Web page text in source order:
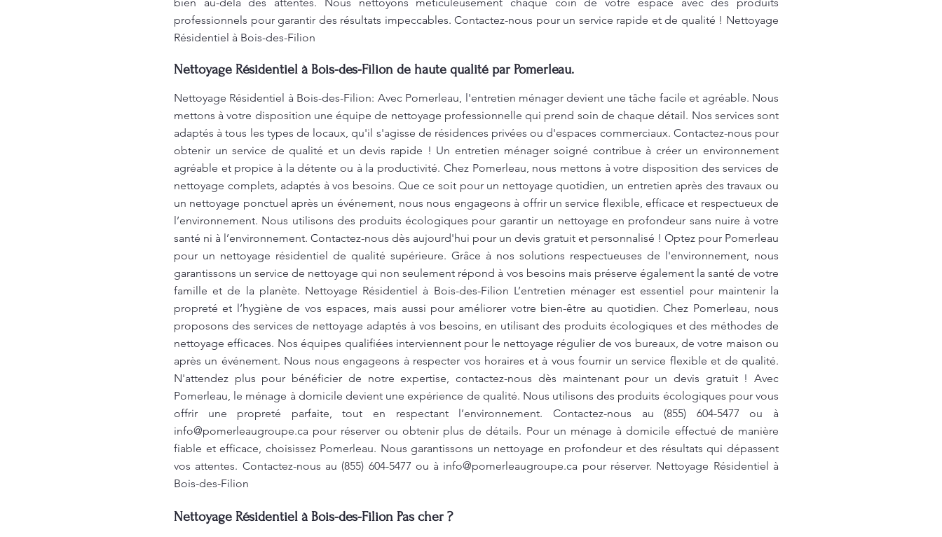
professionnels pour garantir des résultats impeccables. Contactez-nous pour un service rapide et de qualité ! Nettoyage
Résidentiel à Bois-des-Filion
Nettoyage Résidentiel à Bois-des-Filion de haute qualité par Pomerleau.
Nettoyage Résidentiel à Bois-des-Filion: Avec Pomerleau, l'entretien ménager devient une tâche facile et agréable. Nous
mettons à votre disposition une équipe de nettoyage professionnelle qui prend soin de chaque détail. Nos services sont
adaptés à tous les types de locaux, qu'il s'agisse de résidences privées ou d'espaces commerciaux. Contactez-nous pour
obtenir un service de qualité et un devis rapide ! Un entretien ménager soigné contribue à créer un environnement
agréable et propice à la détente ou à la productivité. Chez Pomerleau, nous mettons à votre disposition des services de
nettoyage complets, adaptés à vos besoins. Que ce soit pour un nettoyage quotidien, un entretien après des travaux ou
un nettoyage ponctuel après un événement, nous nous engageons à offrir un service flexible, efficace et respectueux de
l’environnement. Nous utilisons des produits écologiques pour garantir un nettoyage en profondeur sans nuire à votre
santé ni à l’environnement. Contactez-nous dès aujourd'hui pour un devis gratuit et personnalisé ! Optez pour Pomerleau
pour un nettoyage résidentiel de qualité supérieure. Grâce à nos solutions respectueuses de l'environnement, nous
garantissons un service de nettoyage qui non seulement répond à vos besoins mais préserve également la santé de votre
famille et de la planète. Nettoyage Résidentiel à Bois-des-Filion L’entretien ménager est essentiel pour maintenir la
propreté et l’hygiène de vos espaces, mais aussi pour améliorer votre bien-être au quotidien. Chez Pomerleau, nous
proposons des services de nettoyage adaptés à vos besoins, en utilisant des produits écologiques et des méthodes de
nettoyage efficaces. Nos équipes qualifiées interviennent pour le nettoyage régulier de vos bureaux, de votre maison ou
après un événement. Nous nous engageons à respecter vos horaires et à vous fournir un service flexible et de qualité.
N'attendez plus pour bénéficier de notre expertise, contactez-nous dès maintenant pour un devis gratuit ! Avec
Pomerleau, le ménage à domicile devient une expérience de qualité. Nous utilisons des produits écologiques pour vous
offrir une propreté parfaite, tout en respectant l’environnement. Contactez-nous au (855) 604-5477 ou à
info@pomerleaugroupe.ca pour réserver ou obtenir plus de détails. Pour un ménage à domicile effectué de manière
fiable et efficace, choisissez Pomerleau. Nous garantissons un nettoyage en profondeur et des résultats qui dépassent
vos attentes. Contactez-nous au (855) 604-5477 ou à info@pomerleaugroupe.ca pour réserver. Nettoyage Résidentiel à
Bois-des-Filion
Nettoyage Résidentiel à Bois-des-Filion Pas cher ?